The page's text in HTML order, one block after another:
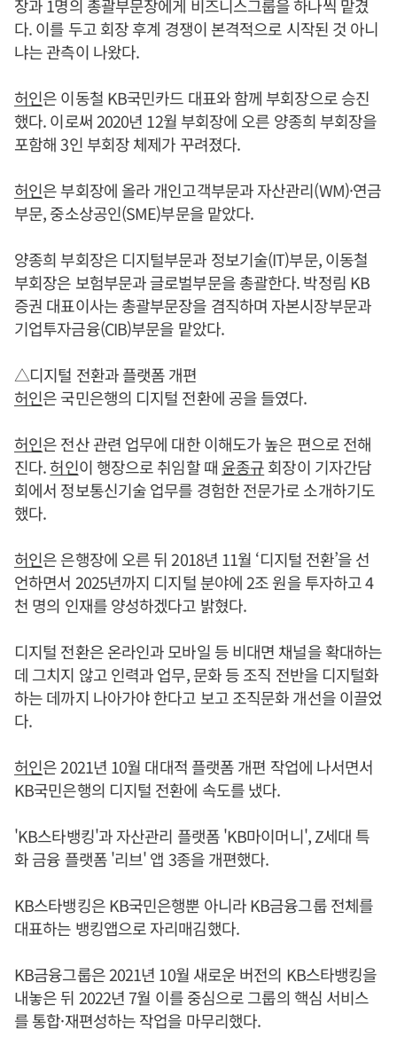
장과 1명의 총괄부문장에게 비즈니스그룹을 하나씩 맡겼
다. 이를 두고 회장 후계 경쟁이 본격적으로 시작된 것 아니
냐는 관측이 나왔다.
허인은 이동철 KB국민카드 대표와 함께 부회장으로 승진
했다. 이로써 2020년 12월 부회장에 오른 양종희 부회장을
포함해 3인 부회장 체제가 꾸려졌다.
허인은 부회장에 올라 개인고객부문과 자산관리(WM)·연금
부문, 중소상공인(SME)부문을 맡았다.
양종희 부회장은 디지털부문과 정보기술(IT)부문, 이동철
부회장은 보험부문과 글로벌부문을 총괄한다. 박정림 KB
증권 대표이사는 총괄부문장을 겸직하며 자본시장부문과
기업투자금융(CIB)부문을 맡았다.
△디지털 전환과 플랫폼 개편
허인은 국민은행의 디지털 전환에 공을 들였다.
허인은 전산 관련 업무에 대한 이해도가 높은 편으로 전해
진다.허인이 행장으로 취임할 때 윤종규회장이 기자간담
회에서 정보통신기술 업무를 경험한 전문가로 소개하기도
했다.
허인은 은행장에 오른 뒤 2018년 11월 ‘디지털 전환’을 선
언하면서 2025년까지 디지털 분야에 2조 원을 투자하고 4
천 명의 인재를 양성하겠다고 밝혔다.
디지털 전환은 온라인과 모바일 등 비대면 채널을 확대하는
데 그치지 않고 인력과 업무, 문화 등 조직 전반을 디지털화
하는 데까지 나아가야 한다고 보고 조직문화 개선을 이끌었
다.
허인은 2021년 10월 대대적 플랫폼 개편 작업에 나서면서
KB국민은행의 디지털 전환에 속도를 냈다.
'KB스타뱅킹'과 자산관리 플랫폼 'KB마이머니', Z세대 특
화 금융 플랫폼 '리브' 앱 3종을 개편했다.
KB스타뱅킹은 KB국민은행뿐 아니라 KB금융그룹 전체를
대표하는 뱅킹앱으로 자리매김했다.
KB금융그룹은 2021년 10월 새로운 버전의 KB스타뱅킹을
내놓은 뒤 2022년 7월 이를 중심으로 그룹의 핵심 서비스
를 통합·재편성하는 작업을 마무리했다.